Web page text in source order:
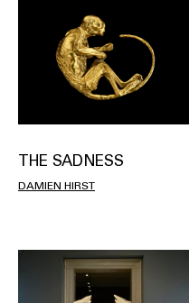
THE SADNESS
DAMIEN HIRST